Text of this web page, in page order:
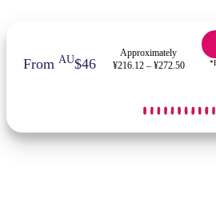
From AU$46
Approximately
¥216.12 – ¥272.50